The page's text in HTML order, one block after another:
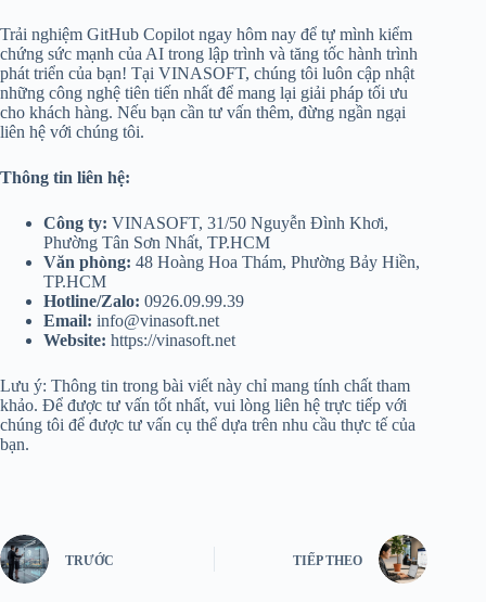
Trải nghiệm GitHub Copilot ngay hôm nay để tự mình kiểm
chứng sức mạnh của AI trong lập trình và tăng tốc hành trình
phát triển của bạn! Tại VINASOFT, chúng tôi luôn cập nhật
những công nghệ tiên tiến nhất để mang lại giải pháp tối ưu
cho khách hàng. Nếu bạn cần tư vấn thêm, đừng ngần ngại
liên hệ với chúng tôi.
Thông tin liên hệ:
Công ty: VINASOFT, 31/50 Nguyễn Đình Khơi,
Phường Tân Sơn Nhất, TP.HCM
Văn phòng: 48 Hoàng Hoa Thám, Phường Bảy Hiền,
TP.HCM
Hotline/Zalo: 0926.09.99.39
Email: info@vinasoft.net
Website: https://vinasoft.net
Lưu ý: Thông tin trong bài viết này chỉ mang tính chất tham
khảo. Để được tư vấn tốt nhất, vui lòng liên hệ trực tiếp với
chúng tôi để được tư vấn cụ thể dựa trên nhu cầu thực tế của
bạn.
TRƯỚC TIẾP THEO